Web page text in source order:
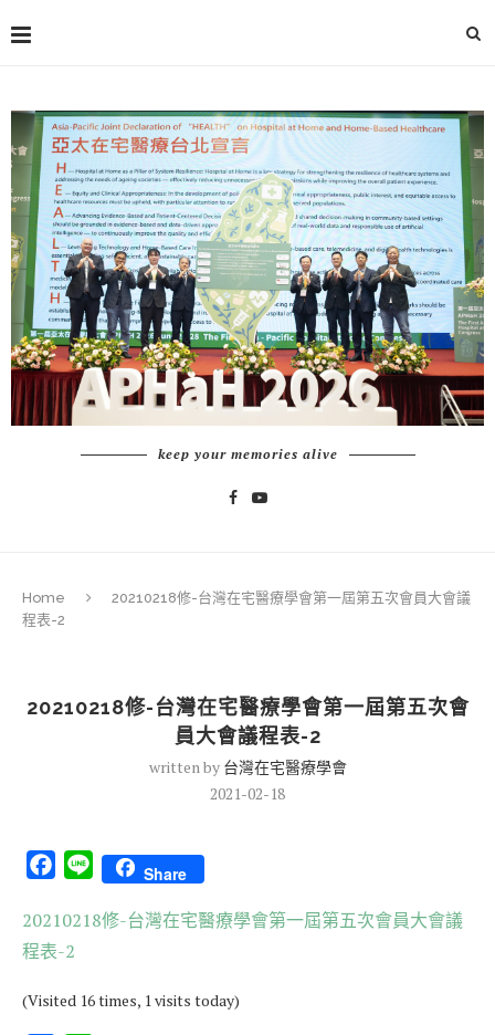
keep your memories alive
Home
20210218修-台灣在宅醫療學會第一屆第五次會員大會議
程表-2
20210218修-台灣在宅醫療學會第一屆第五次會
員大會議程表-2
written by 台灣在宅醫療學會
2021-02-18
Facebook
Line Share
20210218修-台灣在宅醫療學會第一屆第五次會員大會議
程表-2
(Visited 16 times, 1 visits today)